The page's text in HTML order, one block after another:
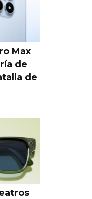
Max
de
de